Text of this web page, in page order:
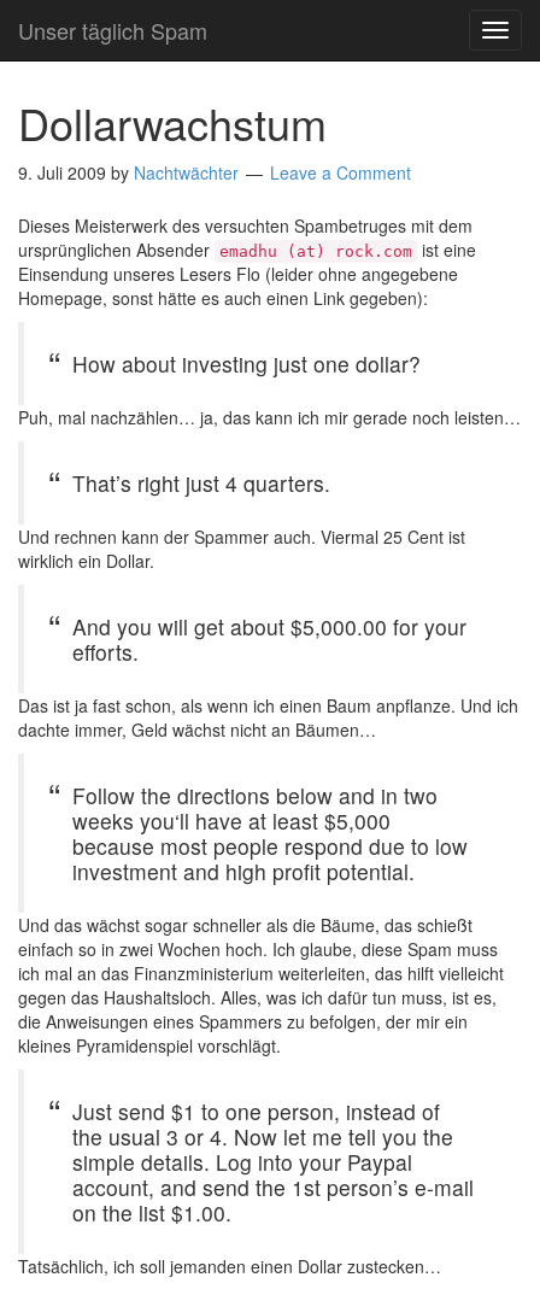
Unser täglich Spam
Dollarwachstum
9. Juli 2009 by Nachtwächter Leave a Comment
Dieses Meisterwerk des versuchten Spambetruges mit dem
ursprünglichen Absender emadhu (at) rock.com ist eine
Einsendung unseres Lesers Flo (leider ohne angegebene
Homepage, sonst hätte es auch einen Link gegeben):
How about investing just one dollar?
Puh, mal nachzählen… ja, das kann ich mir gerade noch leisten…
That’s right just 4 quarters.
Und rechnen kann der Spammer auch. Viermal 25 Cent ist
wirklich ein Dollar.
And you will get about $5,000.00 for your
efforts.
Das ist ja fast schon, als wenn ich einen Baum anpflanze. Und ich
dachte immer, Geld wächst nicht an Bäumen…
Follow the directions below and in two
weeks you‘ll have at least $5,000
because most people respond due to low
investment and high profit potential.
Und das wächst sogar schneller als die Bäume, das schießt
einfach so in zwei Wochen hoch. Ich glaube, diese Spam muss
ich mal an das Finanzministerium weiterleiten, das hilft vielleicht
gegen das Haushaltsloch. Alles, was ich dafür tun muss, ist es,
die Anweisungen eines Spammers zu befolgen, der mir ein
kleines Pyramidenspiel vorschlägt.
Just send $1 to one person, instead of
the usual 3 or 4. Now let me tell you the
simple details. Log into your Paypal
account, and send the 1st person’s e-mail
on the list $1.00.
Tatsächlich, ich soll jemanden einen Dollar zustecken…